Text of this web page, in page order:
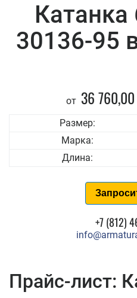
30136-95
от 36
Размер:
Марка:
Длина:
+7 (812)
Прайс-лист: